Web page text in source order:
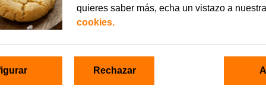
quieres saber más, echa un vistazo a nuestra
cookies.
Rechazar